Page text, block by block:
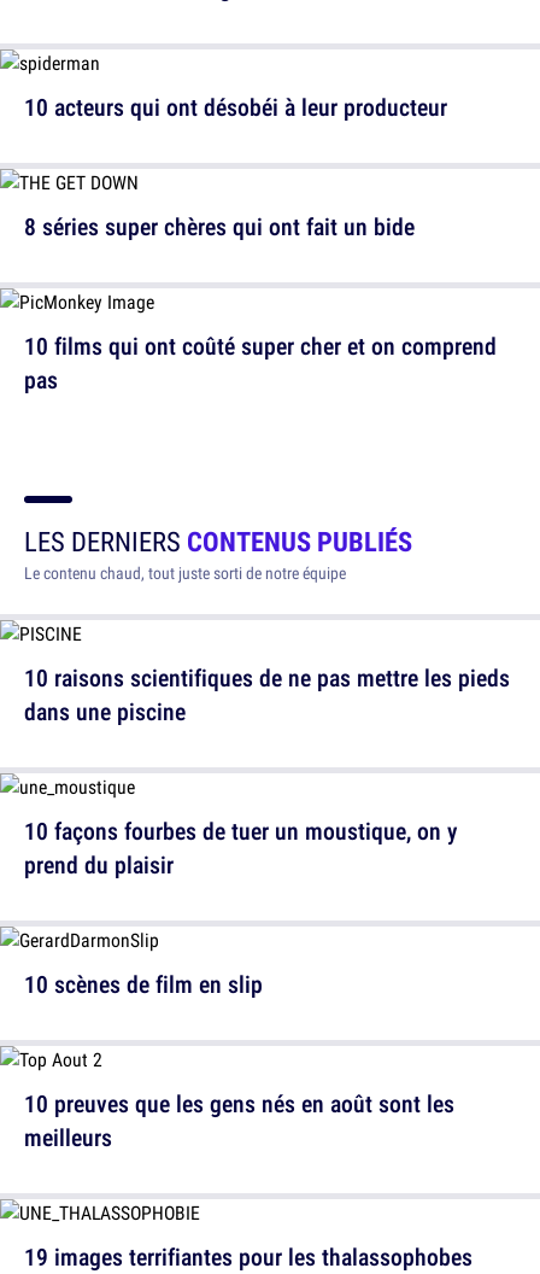
10 acteurs qui ont désobéi à leur producteur
10 films qui ont coûté super cher et on comprend
pas
8 séries super chères qui ont fait un bide
LES DERNIERS CONTENUS PUBLIÉS
Le contenu chaud, tout juste sorti de notre équipe
10 raisons scientifiques de ne pas mettre les pieds
dans une piscine
10 scènes de film en slip
19 images terrifiantes pour les thalassophobes
10 façons fourbes de tuer un moustique, on y
prend du plaisir
10 preuves que les gens nés en août sont les
meilleurs